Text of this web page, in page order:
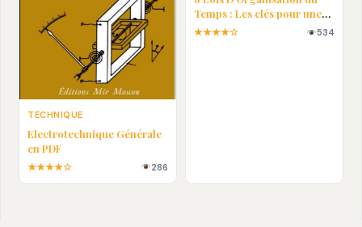
TECHNIQUE
Electrotechnique Générale
en PDF
★★★★☆ 286
Temps : Les clés pour une
vie plus efficace
★★★★☆ 534